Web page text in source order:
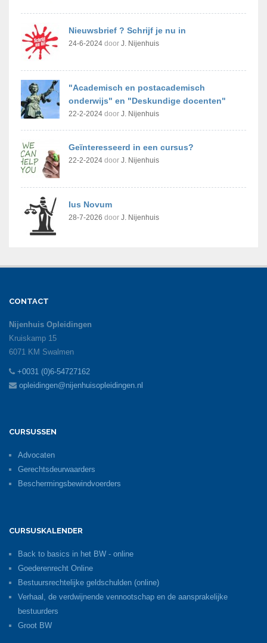
Nieuwsbrief ? Schrijf je nu in
24-6-2024 door J. Nijenhuis
"Academisch en postacademisch
onderwijs" en "Deskundige docenten"
22-2-2024 door J. Nijenhuis
Geïnteresseerd in een cursus?
22-2-2024 door J. Nijenhuis
Ius Novum
28-7-2026 door J. Nijenhuis
CONTACT
Nijenhuis Opleidingen
Kruiskamp 15
6071 KM Swalmen
+0031 (0)6-54727162
opleidingen@nijenhuisopleidingen.nl
CURSUSSEN
Advocaten
Gerechtsdeurwaarders
Beschermingsbewindvoerders
CURSUSKALENDER
Back to basics in het BW - online
Goederenrecht Online
Bestuursrechtelijke geldschulden (online)
Verhaal, de verdwijnende vennootschap en de aansprakelijke
bestuurders
Groot BW